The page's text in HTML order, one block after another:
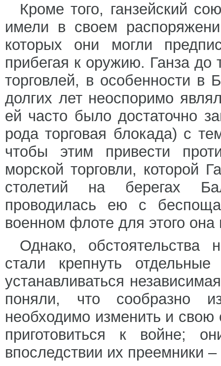
Кроме того, ганзейский
имели в своем
которых они могли
прибегая к оружию. Ганза до
торговлей, в особенности в
долгих лет неоспоримо
ей часто было достаточно
рода торговая блокада) с
чтобы этим привести
морской торговли, которой
столетий на берегах
проводилась ею с
военном флоте для этого
Однако, обстоятельства
стали крепнуть
устанавливаться
поняли, что сообразно
необходимо изменить и
приготовиться к войне;
впоследствии их преемники